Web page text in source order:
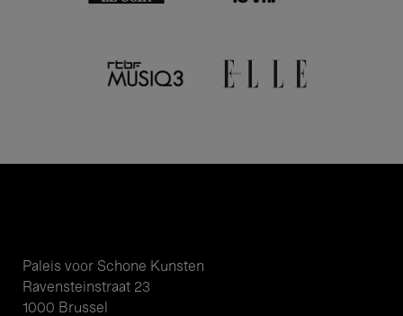
Paleis voor Schone Kunsten
Ravensteinstraat 23
1000 Brussel